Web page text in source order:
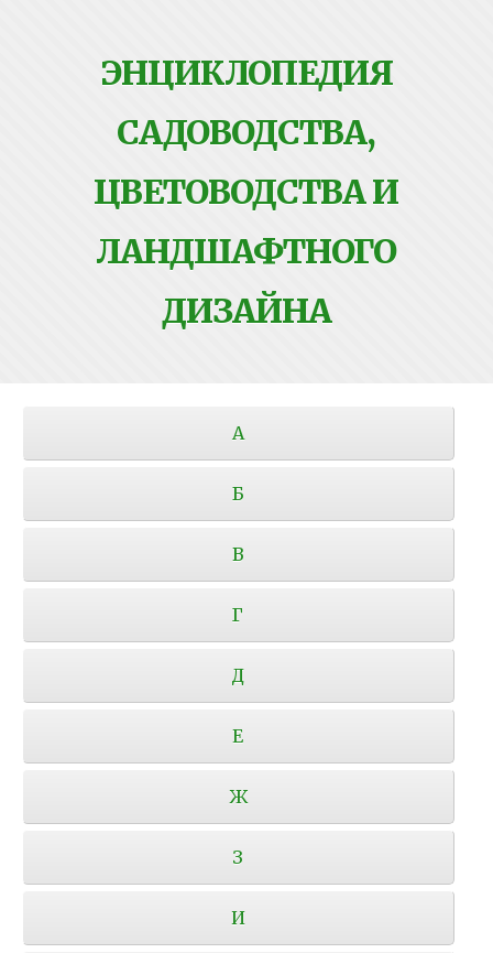
ЭНЦИКЛОПЕДИЯ
САДОВОДСТВА,
ЦВЕТОВОДСТВА И
ЛАНДШАФТНОГО
ДИЗАЙНА
А
Б
В
Г
Д
Е
Ж
З
И